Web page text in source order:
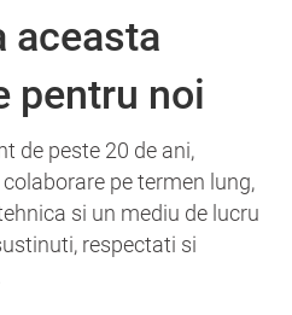
aceasta
pentru noi
de peste 20 de ani,
pe termen lung,
si un mediu de lucru
respectati si